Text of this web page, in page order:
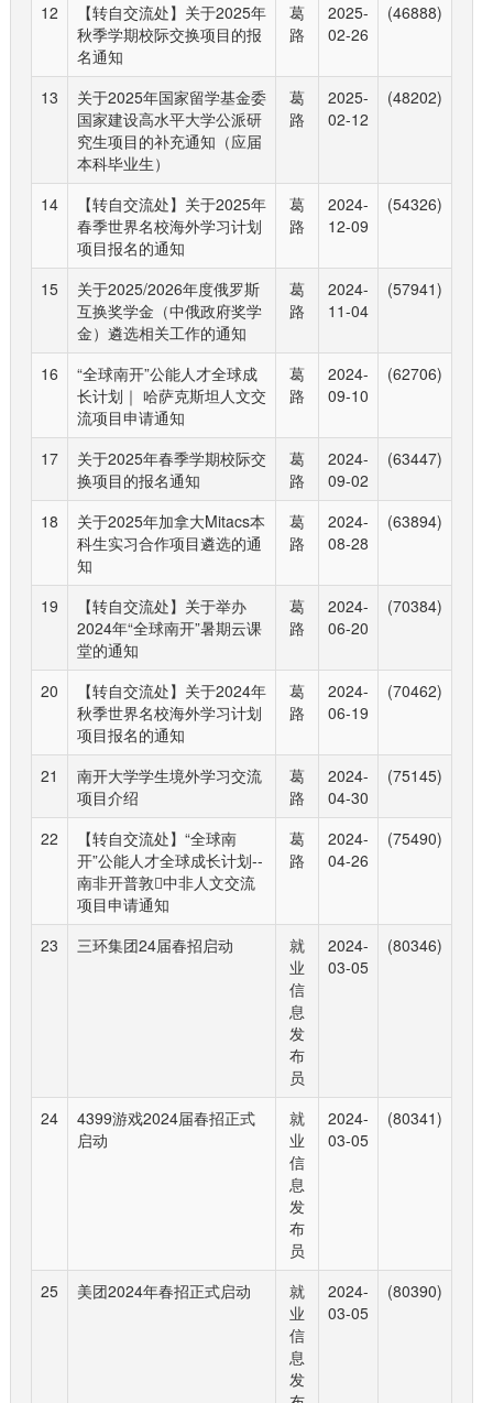
12
【转自交流处】关于2025年
秋季学期校际交换项目的报
名通知
葛
路
2025-
02-26
(46888)
13
关于2025年国家留学基金委
国家建设高水平大学公派研
究生项目的补充通知（应届
本科毕业生）
葛
路
2025-
02-12
(48202)
14
【转自交流处】关于2025年
春季世界名校海外学习计划
项目报名的通知
葛
路
2024-
12-09
(54326)
15
关于2025/2026年度俄罗斯
互换奖学金（中俄政府奖学
金）遴选相关工作的通知
葛
路
2024-
11-04
(57941)
16
“全球南开”公能人才全球成
长计划｜ 哈萨克斯坦人文交
流项目申请通知
葛
路
2024-
09-10
(62706)
17
关于2025年春季学期校际交
换项目的报名通知
葛
路
2024-
09-02
(63447)
18
关于2025年加拿大Mitacs本
科生实习合作项目遴选的通
知
葛
路
2024-
08-28
(63894)
19
【转自交流处】关于举办
2024年“全球南开”暑期云课
堂的通知
葛
路
2024-
06-20
(70384)
20
【转自交流处】关于2024年
秋季世界名校海外学习计划
项目报名的通知
葛
路
2024-
06-19
(70462)
21
南开大学学生境外学习交流
项目介绍
葛
路
2024-
04-30
(75145)
22
【转自交流处】“全球南
开”公能人才全球成长计划--
南非开普敦中非人文交流
项目申请通知
葛
路
2024-
04-26
(75490)
23 三环集团24届春招启动
就
业
信
息
发
布
员
2024-
03-05
(80346)
24
4399游戏2024届春招正式
启动
就
业
信
息
发
布
员
2024-
03-05
(80341)
25 美团2024年春招正式启动
就
业
信
息
发
2024-
03-05
(80390)